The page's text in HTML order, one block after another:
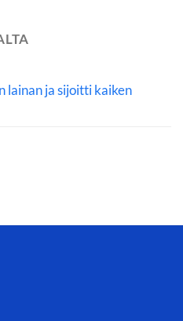
lainan ja sijoitti kaiken